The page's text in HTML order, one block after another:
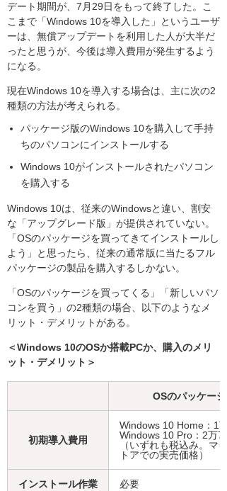
デート期間が、7月29日をもって終了した。こ
こまで「Windows 10を導入した」というユーザ
ーは、無償アップデートを利用した人が大半だ
ったと思うが、今後は導入費用が発生するよう
になる。
現在Windows 10を導入する場合は、主に次の2
種類の方法が考えられる。
パッケージ版のWindows 10を購入して手持
ちのパソコンにインストールする
Windows 10がインストールされたパソコン
を購入する
Windows 10は、従来のWindowsと違い、割安
な「アップグレード版」が提供されていない。
「OSのパッケージを買ってきてインストールし
よう」と思ったら、従来の通常版に当たるフル
パッケージの製品を購入するしかない。
「OSのパッケージを買ってくる」「新しいパソ
コンを買う」の2種類の場合、以下のようなメ
リット・デメリットがある。
＜Windows 10のOSか搭載PCか、購入のメリ
ット・デメリット＞
OSのパッケージ
初期導入費用
Windows 10 Home：1
Windows 10 Pro：2万
（いずれも税込み。マ
トアでの実売価格）
インストール作業 必要